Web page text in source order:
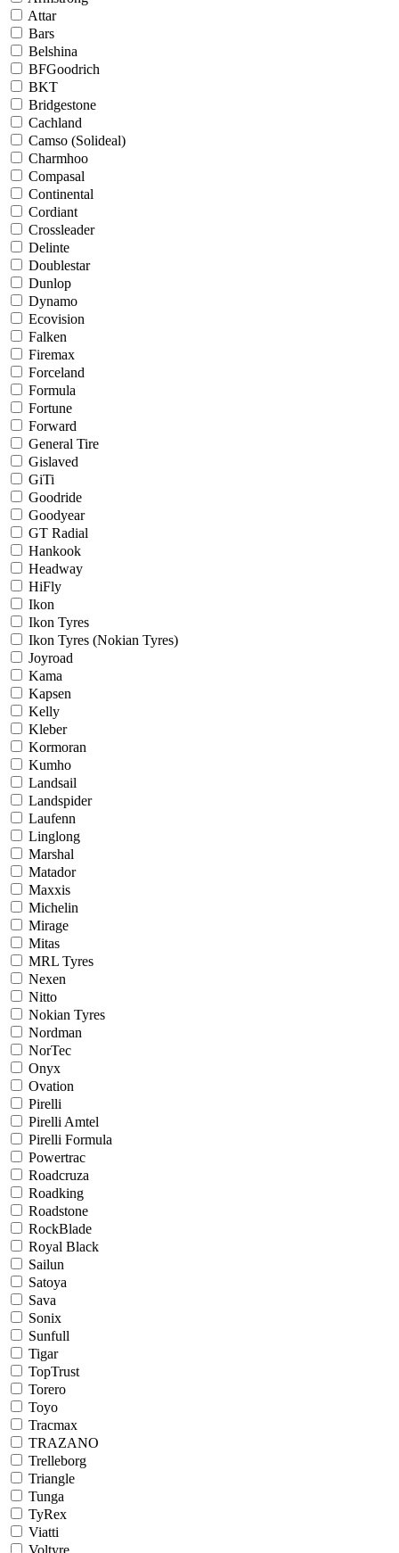
Attar
Bars
Belshina
BFGoodrich
BKT
Bridgestone
Cachland
Camso (Solideal)
Charmhoo
Compasal
Continental
Cordiant
Crossleader
Delinte
Doublestar
Dunlop
Dynamo
Ecovision
Falken
Firemax
Forceland
Formula
Fortune
Forward
General Tire
Gislaved
GiTi
Goodride
Goodyear
GT Radial
Hankook
Headway
HiFly
Ikon
Ikon Tyres
Ikon Tyres (Nokian Tyres)
Joyroad
Kama
Kapsen
Kelly
Kleber
Kormoran
Kumho
Landsail
Landspider
Laufenn
Linglong
Marshal
Matador
Maxxis
Michelin
Mirage
Mitas
MRL Tyres
Nexen
Nitto
Nokian Tyres
Nordman
NorTec
Onyx
Ovation
Pirelli
Pirelli Amtel
Pirelli Formula
Powertrac
Roadcruza
Roadking
Roadstone
RockBlade
Royal Black
Sailun
Satoya
Sava
Sonix
Sunfull
Tigar
TopTrust
Torero
Toyo
Tracmax
TRAZANO
Trelleborg
Triangle
Tunga
TyRex
Viatti
Voltyre